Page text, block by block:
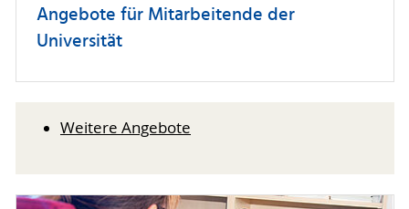
Angebote für Mitarbeitende der
Universität
Weitere Angebote